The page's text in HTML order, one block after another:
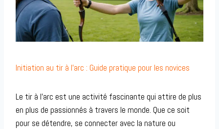
Initiation au tir à l’arc : Guide pratique pour les novices
Le tir à l’arc est une activité fascinante qui attire de plus
en plus de passionnés à travers le monde. Que ce soit
pour se détendre, se connecter avec la nature ou